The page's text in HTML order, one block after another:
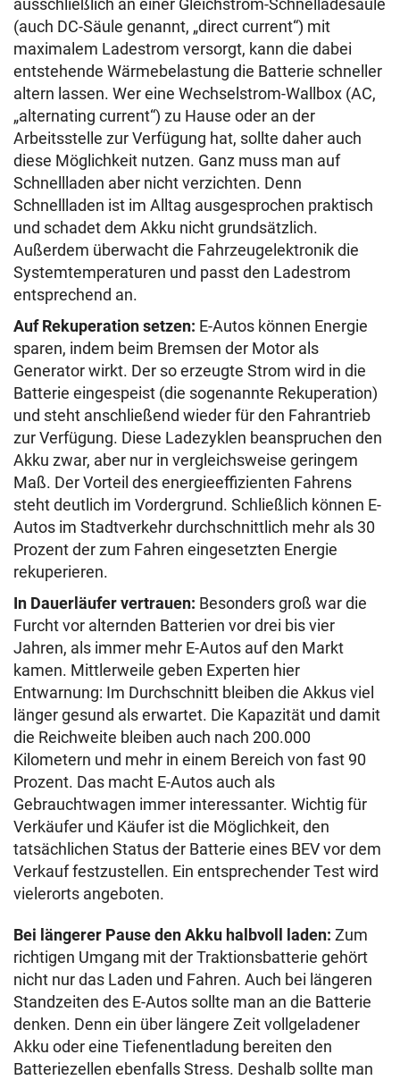
ausschließlich an einer Gleichstrom-Schnelladesäule
(auch DC-Säule genannt, „direct current“) mit
maximalem Ladestrom versorgt, kann die dabei
entstehende Wärmebelastung die Batterie schneller
altern lassen. Wer eine Wechselstrom-Wallbox (AC,
„alternating current“) zu Hause oder an der
Arbeitsstelle zur Verfügung hat, sollte daher auch
diese Möglichkeit nutzen. Ganz muss man auf
Schnellladen aber nicht verzichten. Denn
Schnellladen ist im Alltag ausgesprochen praktisch
und schadet dem Akku nicht grundsätzlich.
Außerdem überwacht die Fahrzeugelektronik die
Systemtemperaturen und passt den Ladestrom
entsprechend an.
Auf Rekuperation setzen: E-Autos können Energie
sparen, indem beim Bremsen der Motor als
Generator wirkt. Der so erzeugte Strom wird in die
Batterie eingespeist (die sogenannte Rekuperation)
und steht anschließend wieder für den Fahrantrieb
zur Verfügung. Diese Ladezyklen beanspruchen den
Akku zwar, aber nur in vergleichsweise geringem
Maß. Der Vorteil des energieeffizienten Fahrens
steht deutlich im Vordergrund. Schließlich können E-
Autos im Stadtverkehr durchschnittlich mehr als 30
Prozent der zum Fahren eingesetzten Energie
rekuperieren.
In Dauerläufer vertrauen: Besonders groß war die
Furcht vor alternden Batterien vor drei bis vier
Jahren, als immer mehr E-Autos auf den Markt
kamen. Mittlerweile geben Experten hier
Entwarnung: Im Durchschnitt bleiben die Akkus viel
länger gesund als erwartet. Die Kapazität und damit
die Reichweite bleiben auch nach 200.000
Kilometern und mehr in einem Bereich von fast 90
Prozent. Das macht E-Autos auch als
Gebrauchtwagen immer interessanter. Wichtig für
Verkäufer und Käufer ist die Möglichkeit, den
tatsächlichen Status der Batterie eines BEV vor dem
Verkauf festzustellen. Ein entsprechender Test wird
vielerorts angeboten.
Bei längerer Pause den Akku halbvoll laden: Zum
richtigen Umgang mit der Traktionsbatterie gehört
nicht nur das Laden und Fahren. Auch bei längeren
Standzeiten des E-Autos sollte man an die Batterie
denken. Denn ein über längere Zeit vollgeladener
Akku oder eine Tiefenentladung bereiten den
Batteriezellen ebenfalls Stress. Deshalb sollte man